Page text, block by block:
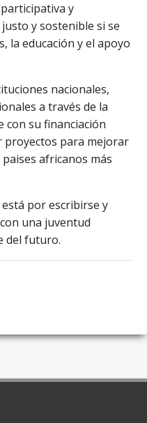
y
y sostenible si se
la educación y el apoyo
nacionales,
a través de la
con su financiación
proyectos para mejorar
africanos más
por escribirse y
una juventud
del futuro.